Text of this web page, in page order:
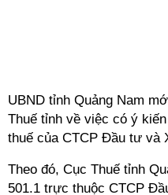
UBND tỉnh Quảng Nam
Thuế tỉnh về việc có ý
thuế của CTCP Đầu tư và
Theo đó, Cục Thuế tỉnh
501.1 trực thuộc CTCP